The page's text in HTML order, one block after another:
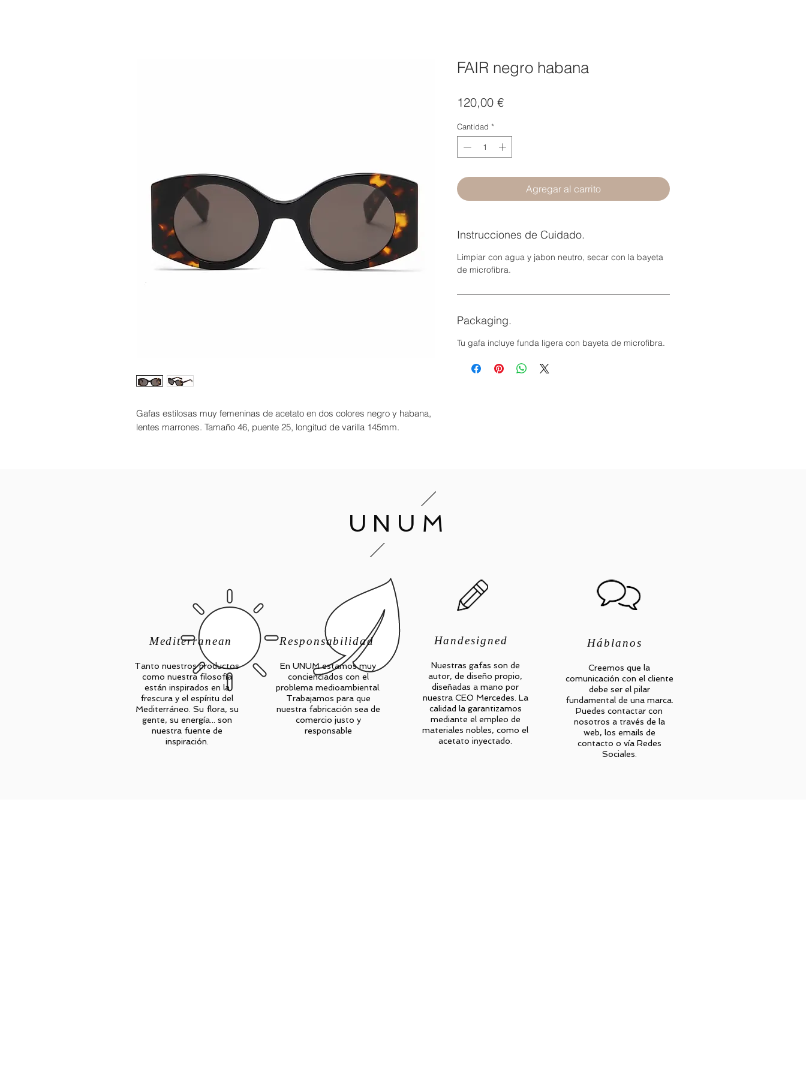
Gafas estilosas muy femeninas de acetato en dos colores negro y habana,
lentes marrones. Tamaño 46, puente 25, longitud de varilla 145mm.
FAIR negro habana
120,00 €Precio
Cantidad *
Agregar al carrito
Instrucciones de Cuidado.
Limpiar con agua y jabon neutro, secar con la bayeta
de microfibra.
Packaging.
Tu gafa incluye funda ligera con bayeta de microfibra.
UNUM
Mediterranean
Tanto nuestros productos
como nuestra filosofía
están inspirados en la
frescura y el espíritu del
Mediterráneo. Su flora, su
gente, su energía... son
nuestra fuente de
inspiración.
Responsabilidad
En UNUM estamos muy
concienciados con el
problema medioambiental.
Trabajamos para que
nuestra fabricación sea de
comercio justo y
responsable
Handesigned
Nuestras gafas son de
autor, de diseño propio,
diseñadas a mano por
nuestra CEO Mercedes. La
calidad la garantizamos
mediante el empleo de
materiales nobles, como el
acetato inyectado.
​Háblanos
Creemos que la
comunicación con el cliente
debe ser el pilar
fundamental de una marca.
Puedes contactar con
nosotros a través de la
web, los emails de
contacto o vía Redes
Sociales.